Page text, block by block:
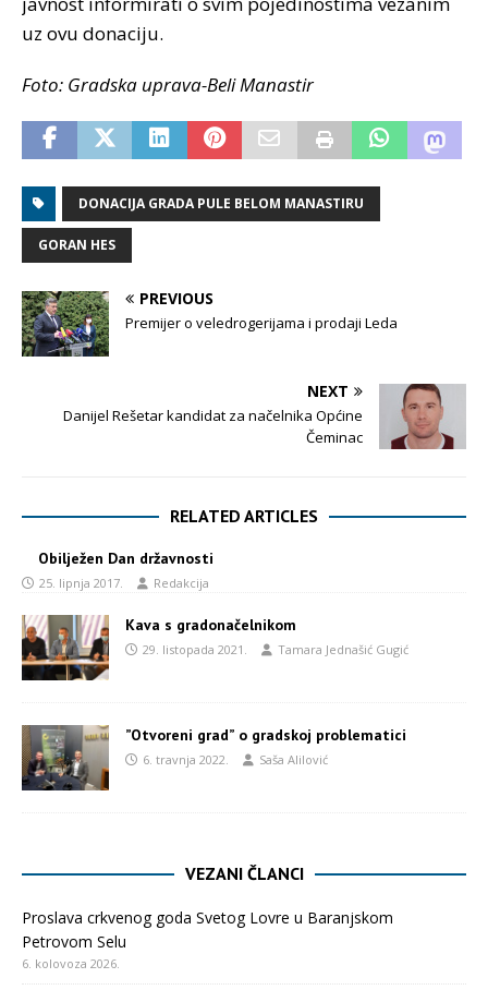
uz ovu donaciju.
Foto: Gradska uprava-Beli Manastir
DONACIJA GRADA PULE BELOM MANASTIRU
GORAN HES
PREVIOUS
Premijer o veledrogerijama i prodaji Leda
NEXT
Danijel Rešetar kandidat za načelnika Općine
Čeminac
RELATED ARTICLES
Obilježen Dan državnosti
25. lipnja 2017. Redakcija
Kava s gradonačelnikom
29. listopada 2021. Tamara Jednašić Gugić
”Otvoreni grad” o gradskoj problematici
6. travnja 2022. Saša Alilović
VEZANI ČLANCI
Proslava crkvenog goda Svetog Lovre u Baranjskom
Petrovom Selu
6. kolovoza 2026.